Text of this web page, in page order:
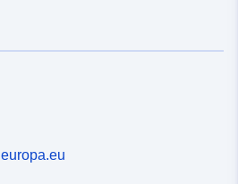
europa.eu